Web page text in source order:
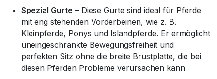
Spezial Gurte – Diese Gurte sind ideal für Pferde
mit eng stehenden Vorderbeinen, wie z. B.
Kleinpferde, Ponys und Islandpferde. Er ermöglicht
uneingeschränkte Bewegungsfreiheit und
perfekten Sitz ohne die breite Brustplatte, die bei
diesen Pferden Probleme verursachen kann.